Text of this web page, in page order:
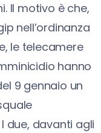
Il motivo è che,
nell’ordinanza
le telecamere
hanno
9 gennaio un
due, davanti agli